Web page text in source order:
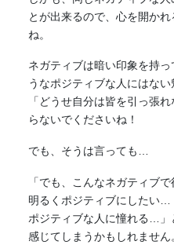
とが出来るので、心を開か
ね。
ネガティブは暗い印象を持っ
うなポジティブな人にはない
「どうせ自分は皆を引っ張
らないでくださいね！
でも、そうは言っても…
「でも、こんなネガティブで
明るくポジティブにしたい…
ポジティブな人に憧れる…」
感じてしまうかもしれません